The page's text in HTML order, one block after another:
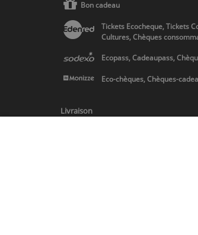
Bon cadeau
Tickets Ecocheque, Tickets
Cultures, Chèques
Ecopass, Cadeaupass,
Eco-chèques, Chèques-
Livraison
* Livraison en Belgique/France/Pays-Bas et